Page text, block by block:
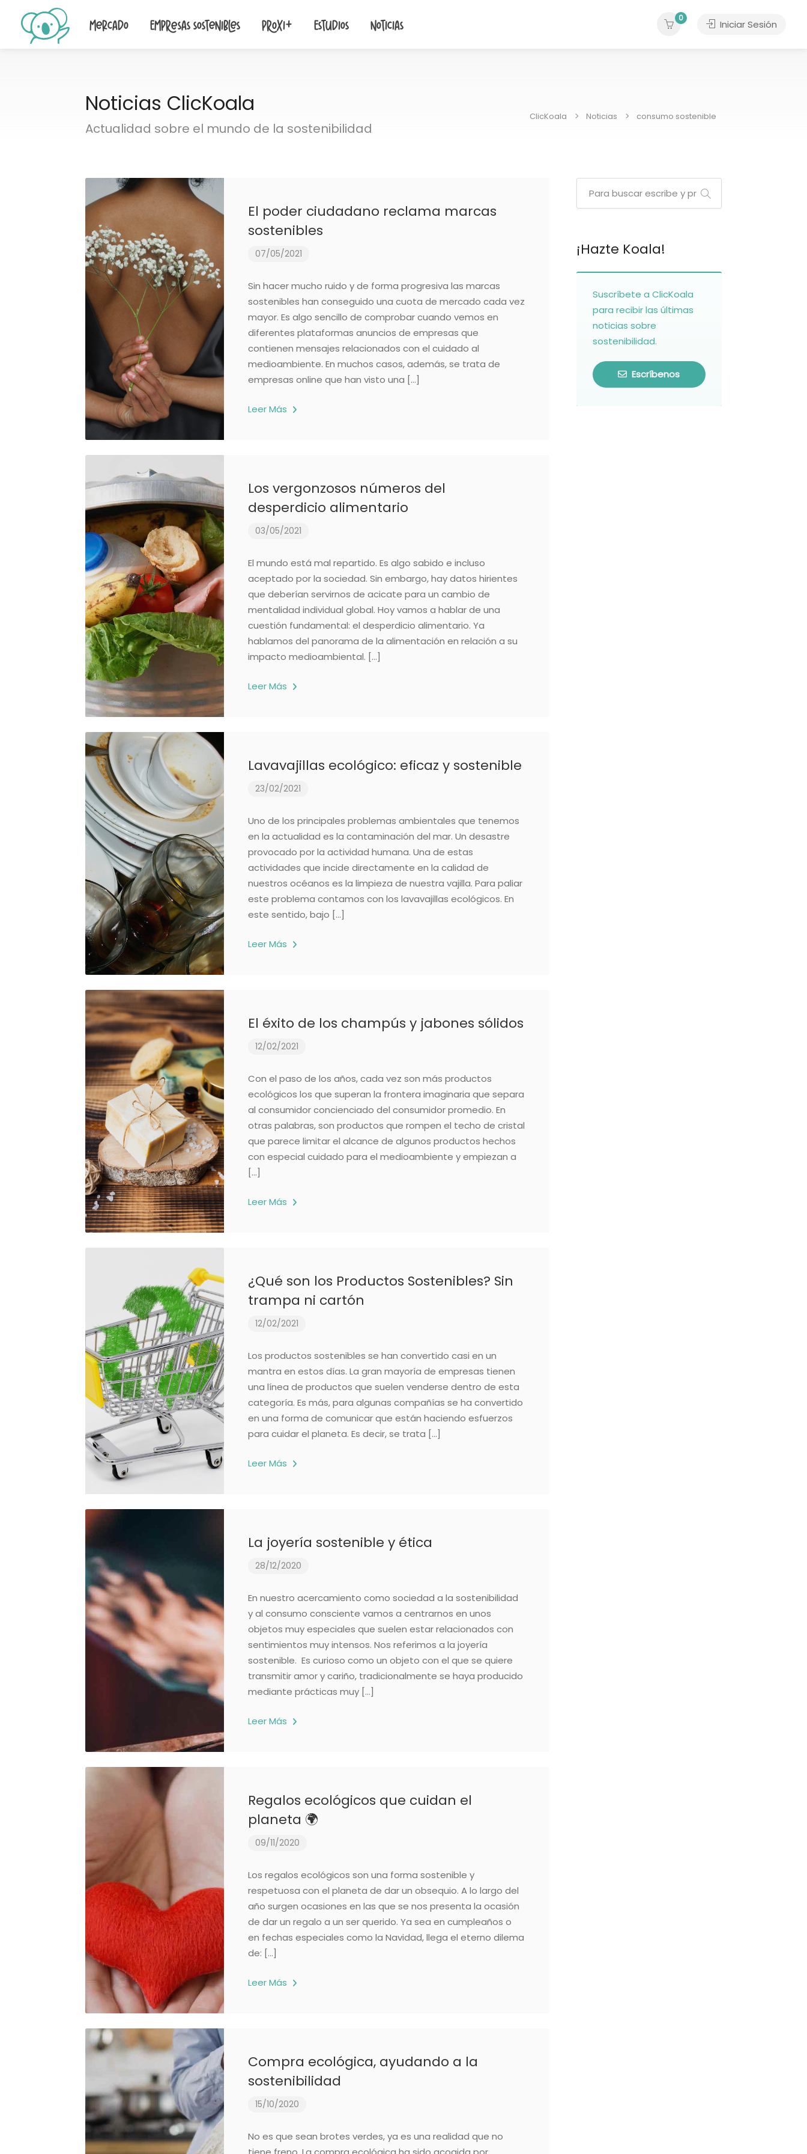
Mercado Empresas sostenibles Proxi+ Estudios Noticias
0
Iniciar Sesión
Noticias ClicKoala
Actualidad sobre el mundo de la sostenibilidad
ClicKoala Noticias consumo sostenible
El poder ciudadano reclama marcas
sostenibles
07/05/2021
Sin hacer mucho ruido y de forma progresiva las marcas
sostenibles han conseguido una cuota de mercado cada vez
mayor. Es algo sencillo de comprobar cuando vemos en
diferentes plataformas anuncios de empresas que
contienen mensajes relacionados con el cuidado al
medioambiente. En muchos casos, además, se trata de
empresas online que han visto una […]
Leer Más
Los vergonzosos números del
desperdicio alimentario
03/05/2021
El mundo está mal repartido. Es algo sabido e incluso
aceptado por la sociedad. Sin embargo, hay datos hirientes
que deberían servirnos de acicate para un cambio de
mentalidad individual global. Hoy vamos a hablar de una
cuestión fundamental: el desperdicio alimentario. Ya
hablamos del panorama de la alimentación en relación a su
impacto medioambiental. […]
Leer Más
Lavavajillas ecológico: eficaz y sostenible
23/02/2021
Uno de los principales problemas ambientales que tenemos
en la actualidad es la contaminación del mar. Un desastre
provocado por la actividad humana. Una de estas
actividades que incide directamente en la calidad de
nuestros océanos es la limpieza de nuestra vajilla. Para paliar
este problema contamos con los lavavajillas ecológicos. En
este sentido, bajo […]
Leer Más
El éxito de los champús y jabones sólidos
12/02/2021
Con el paso de los años, cada vez son más productos
ecológicos los que superan la frontera imaginaria que separa
al consumidor concienciado del consumidor promedio. En
otras palabras, son productos que rompen el techo de cristal
que parece limitar el alcance de algunos productos hechos
con especial cuidado para el medioambiente y empiezan a
[…]
Leer Más
¿Qué son los Productos Sostenibles? Sin
trampa ni cartón
12/02/2021
Los productos sostenibles se han convertido casi en un
mantra en estos días. La gran mayoría de empresas tienen
una línea de productos que suelen venderse dentro de esta
categoría. Es más, para algunas compañías se ha convertido
en una forma de comunicar que están haciendo esfuerzos
para cuidar el planeta. Es decir, se trata […]
Leer Más
La joyería sostenible y ética
28/12/2020
En nuestro acercamiento como sociedad a la sostenibilidad
y al consumo consciente vamos a centrarnos en unos
objetos muy especiales que suelen estar relacionados con
sentimientos muy intensos. Nos referimos a la joyería
sostenible. Es curioso como un objeto con el que se quiere
transmitir amor y cariño, tradicionalmente se haya producido
mediante prácticas muy […]
Leer Más
Regalos ecológicos que cuidan el
planeta 🌍
09/11/2020
Los regalos ecológicos son una forma sostenible y
respetuosa con el planeta de dar un obsequio. A lo largo del
año surgen ocasiones en las que se nos presenta la ocasión
de dar un regalo a un ser querido. Ya sea en cumpleaños o
en fechas especiales como la Navidad, llega el eterno dilema
de: […]
Leer Más
Compra ecológica, ayudando a la
sostenibilidad
15/10/2020
No es que sean brotes verdes, ya es una realidad que no
¡Hazte Koala!
Suscríbete a ClicKoala
para recibir las últimas
noticias sobre
sostenibilidad.
Escríbenos